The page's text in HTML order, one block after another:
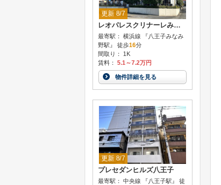
更新 8/7
レオパレスクリナーレみなみ野
最寄駅： 横浜線 『八王子みなみ
野駅』 徒歩16分
間取り： 1K
賃料： 5.1～7.2万円
物件詳細を見る
更新 8/7
プレセダンヒルズ八王子
最寄駅： 中央線 『八王子駅』 徒